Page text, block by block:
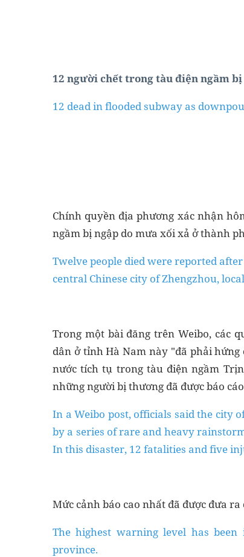
12 người chết trong tàu điện ngầm
12 dead in flooded subway as
Chính quyền địa phương xác nhận
ngầm bị ngập do mưa xối xả ở thành
Twelve people died were reported
central Chinese city of Zhengzhou,
Trong một bài đăng trên Weibo, các
dân ở tỉnh Hà Nam này "đã phải
nước tích tụ trong tàu điện ngầm
những người bị thương đã được báo
In a Weibo post, officials said the city
by a series of rare and heavy
In this disaster, 12 fatalities and five
Mức cảnh báo cao nhất đã được đưa
The highest warning level has
province.